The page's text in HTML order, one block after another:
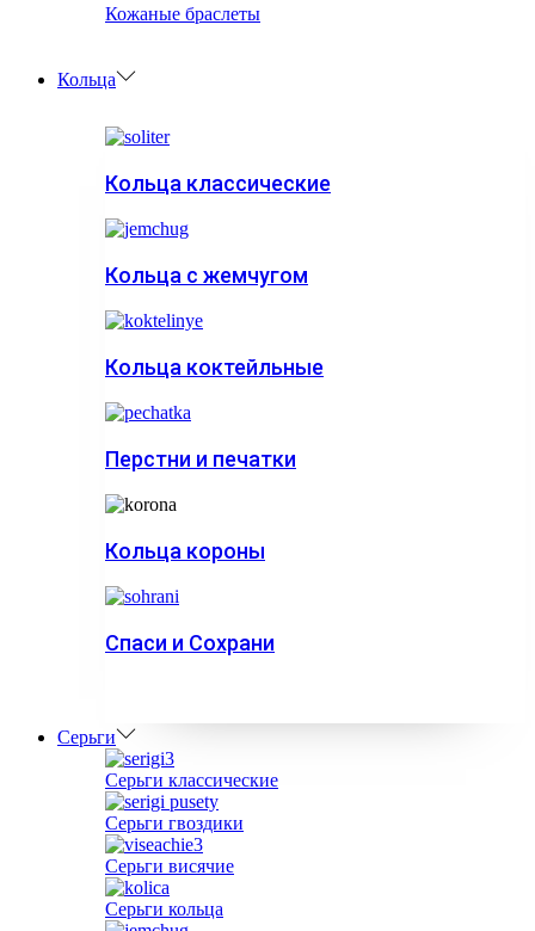
Кожаные браслеты
Кольца
Кольца классические
Кольца с жемчугом
Кольца коктейльные
Перстни и печатки
Кольца короны
Спаси и Сохрани
Серьги
Серьги классические
Серьги гвоздики
Серьги висячие
Серьги кольца